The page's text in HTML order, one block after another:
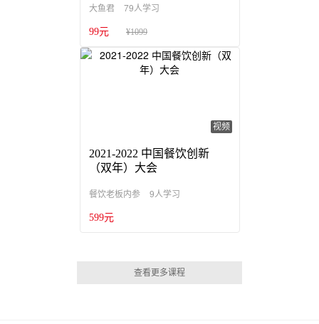
大鱼君 79人学习
99元 ¥1099
视频
2021-2022 中国餐饮创新
（双年）大会
餐饮老板内参 9人学习
599元
查看更多课程